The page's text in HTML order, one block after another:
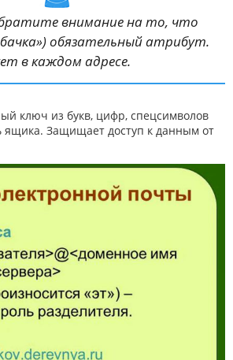
внимание на то, что
обязательный атрибут.
в каждом адресе.
ключ из букв, цифр, спецсимволов
ящика. Защищает доступ к данным от